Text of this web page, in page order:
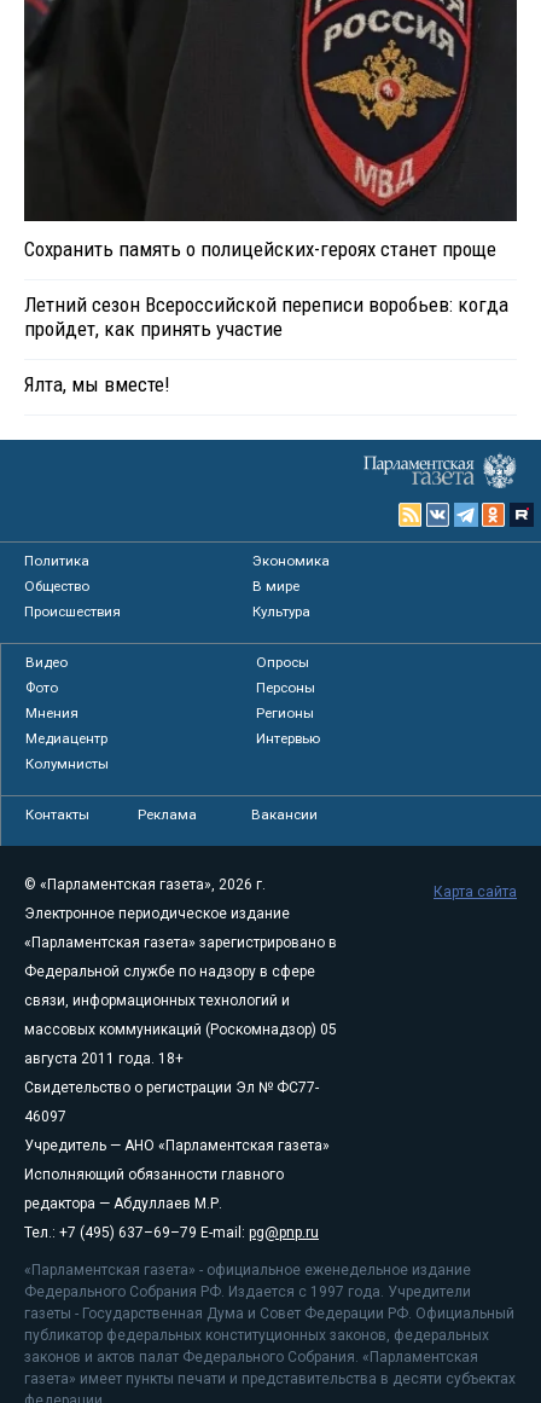
Сохранить память о полицейских-героях станет проще
Летний сезон Всероссийской переписи воробьев: когда
пройдет, как принять участие
Ялта, мы вместе!
Политика
Экономика
Общество
В мире
Происшествия
Культура
Видео
Опросы
Фото
Персоны
Мнения
Регионы
Медиацентр
Интервью
Колумнисты
Контакты Реклама Вакансии
© «Парламентская газета», 2026 г.
Электронное периодическое издание
«Парламентская газета» зарегистрировано в
Федеральной службе по надзору в сфере
связи, информационных технологий и
массовых коммуникаций (Роскомнадзор) 05
августа 2011 года. 18+
Свидетельство о регистрации Эл № ФС77-
46097
Учредитель — АНО «Парламентская газета»
Исполняющий обязанности главного
редактора — Абдуллаев М.Р.
Тел.: +7 (495) 637–69–79 E-mail: pg@pnp.ru
«Парламентская газета» - официальное еженедельное издание
Федерального Собрания РФ. Издается с 1997 года. Учредители
газеты - Государственная Дума и Совет Федерации РФ. Официальный
публикатор федеральных конституционных законов, федеральных
законов и актов палат Федерального Собрания. «Парламентская
газета» имеет пункты печати и представительства в десяти субъектах
Карта сайта